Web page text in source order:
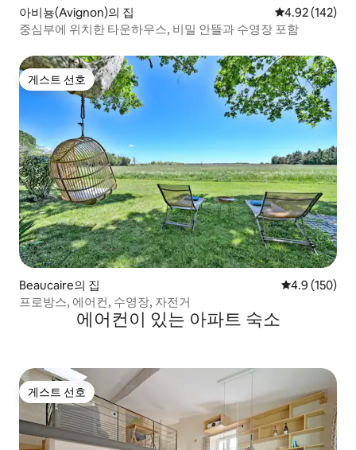
아비뇽(Avignon)의 집 평점 4.92점(5
4.92 (142)
중심부에 위치한 타운하우스, 비밀 안뜰과 수영장 포함
게스트 선호
게스트 선호
Beaucaire의 집 평점 4.9점(5
4.9 (150)
프로방스, 에어컨, 수영장, 자전거
에어컨이 있는 아파트 숙소
게스트 선호
게스트 선호